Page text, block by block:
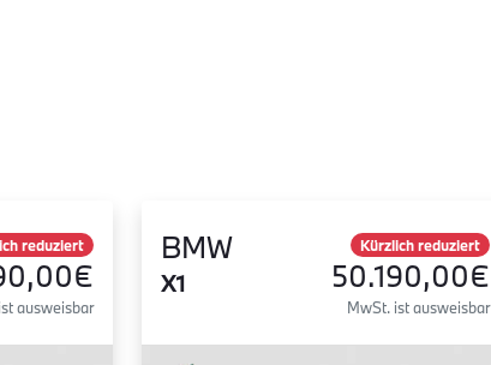
reduziert
ausweisbar
BMW
X1
Kürzlich reduziert
50.190,00€
MwSt. ist ausweisbar